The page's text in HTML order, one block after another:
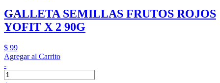
GALLETA SEMILLAS FRUTOS ROJOS
YOFIT X 2 90G
$ 99
Agregar al Carrito
-